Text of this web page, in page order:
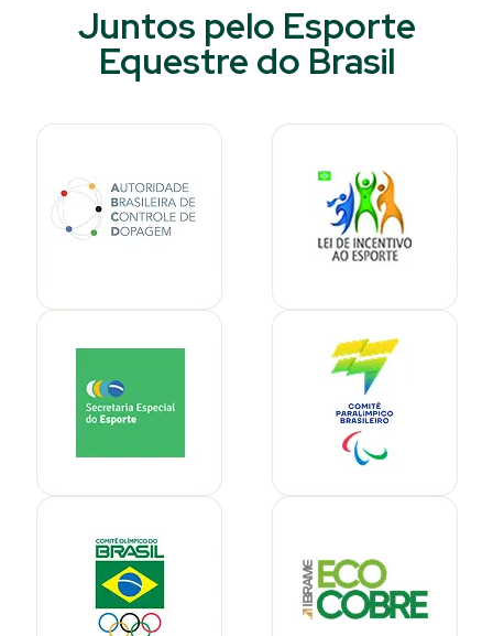
Juntos pelo Esporte
Equestre do Brasil